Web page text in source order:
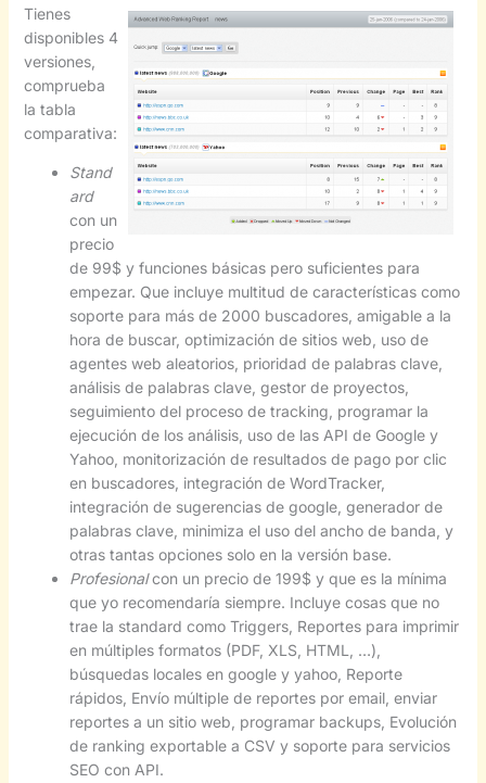
Tienes
disponibles 4
versiones,
comprueba
la tabla
comparativa:
Stand
ard
con un
precio
de 99$ y funciones básicas pero suficientes para
empezar. Que incluye multitud de características como
soporte para más de 2000 buscadores, amigable a la
hora de buscar, optimización de sitios web, uso de
agentes web aleatorios, prioridad de palabras clave,
análisis de palabras clave, gestor de proyectos,
seguimiento del proceso de tracking, programar la
ejecución de los análisis, uso de las API de Google y
Yahoo, monitorización de resultados de pago por clic
en buscadores, integración de WordTracker,
integración de sugerencias de google, generador de
palabras clave, minimiza el uso del ancho de banda, y
otras tantas opciones solo en la versión base.
Profesionalcon un precio de 199$ y que es la mínima
que yo recomendaría siempre. Incluye cosas que no
trae la standard como Triggers, Reportes para imprimir
en múltiples formatos (PDF, XLS, HTML, …),
búsquedas locales en google y yahoo, Reporte
rápidos, Envío múltiple de reportes por email, enviar
reportes a un sitio web, programar backups, Evolución
de ranking exportable a CSV y soporte para servicios
SEO con API.